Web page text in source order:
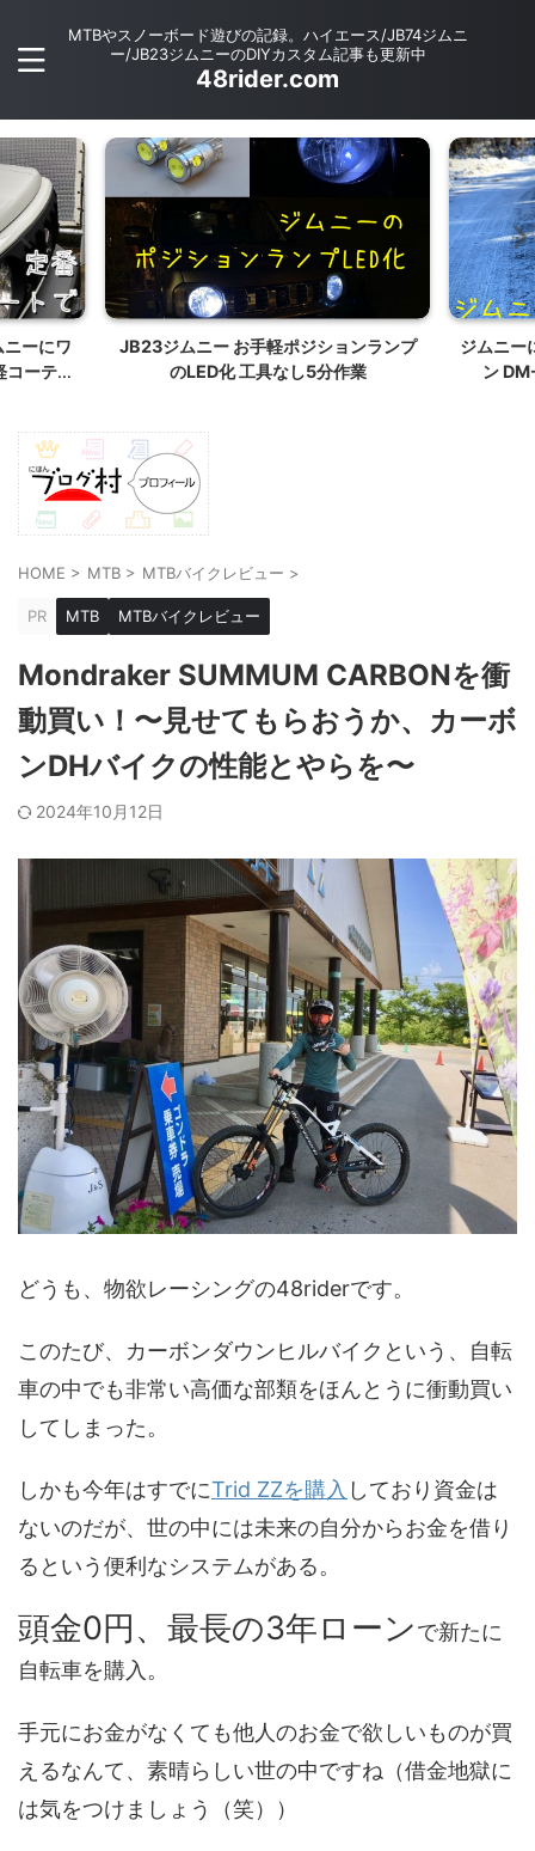
MTBやスノーボード遊びの記録。ハイエース/JB74ジムニ
ー/JB23ジムニーのDIYカスタム記事も更新中
48rider.com
ランプ
業
ジムニーに最新スタッドレス ブリヂスト
ン DM-V3を装着する 175/80R16
JB64/
HOME > MTB > MTBバイクレビュー >
PR MTB MTBバイクレビュー
Mondraker SUMMUM CARBONを衝
動買い！〜見せてもらおうか、カーボ
ンDHバイクの性能とやらを〜
2024年10月12日
どうも、物欲レーシングの48riderです。
このたび、カーボンダウンヒルバイクという、自転
車の中でも非常い高価な部類をほんとうに衝動買い
してしまった。
しかも今年はすでにTrid ZZを購入 しており資金は
ないのだが、世の中には未来の自分からお金を借り
るという便利なシステムがある。
頭金0円、最長の3年ローンで新たに
自転車を購入。
手元にお金がなくても他人のお金で欲しいものが買
えるなんて、素晴らしい世の中ですね（借金地獄に
は気をつけましょう（笑））